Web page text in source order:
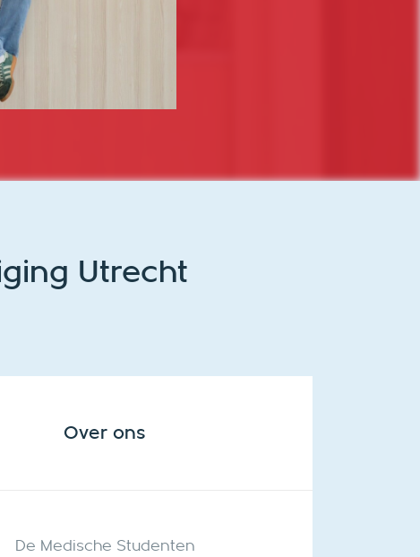
Utrecht
Over ons
De Medische Studenten